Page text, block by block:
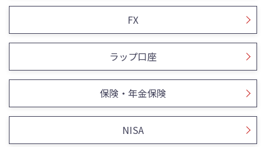
FX
ラップ口座
保険・年金保険
NISA